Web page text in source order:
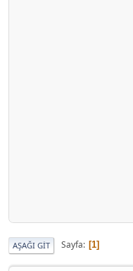
AŞAĞI GIT Sayfa 1